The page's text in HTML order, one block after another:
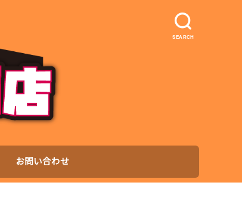
SEARCH
お問い合わせ